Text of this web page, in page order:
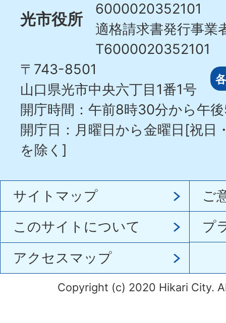
光市役所
6000020352101
適格請求書発行事業
T6000020352101
〒743-8501
山口県光市中央六丁目1番1号
開庁時間：午前8時30分から午
開庁日：月曜日から金曜日[祝日
を除く]
サイトマップ
ご
このサイトについて
プ
アクセスマップ
Copyright (c) 2020 Hikari City.